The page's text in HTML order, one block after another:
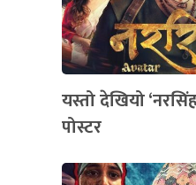
यस्तो देखियो
पोस्टर